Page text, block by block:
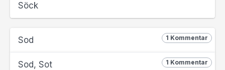
Söck
1 Kommentar
Sod
1 Kommentar
Sod, Sot